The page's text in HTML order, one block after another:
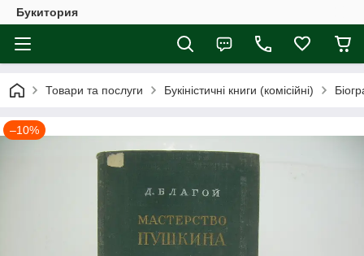
Букитория
Товари та послуги Букіністичні книги (комісійні)
–10%